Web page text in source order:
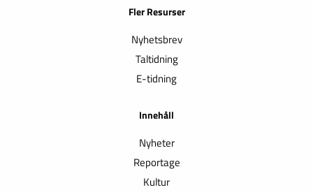
Fler Resurser
Nyhetsbrev
Taltidning
E-tidning
Innehåll
Nyheter
Reportage
Kultur